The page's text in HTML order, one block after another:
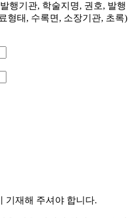
행기관, 학술지명, 권호, 발행
형태, 수록면, 소장기관, 초록)
기재해 주셔야 합니다.